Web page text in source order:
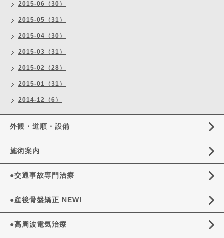
2015-06（30）
2015-05（31）
2015-04（30）
2015-03（31）
2015-02（28）
2015-01（31）
2014-12（6）
外観・道順・設備
施術案内
●交通事故専門治療
●産後骨盤矯正 NEW!
●高周波電気治療